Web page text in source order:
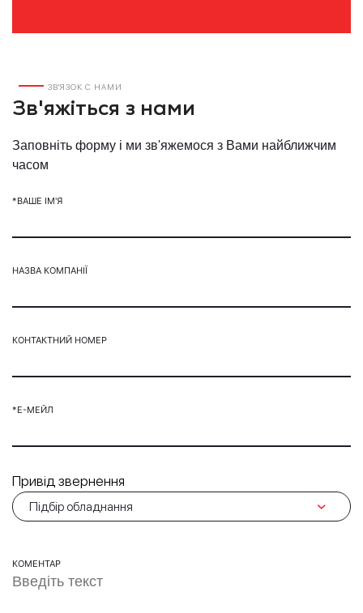
ЗВ'ЯЗОК С НАМИ
Зв'яжіться з нами
Заповніть форму і ми зв'яжемося з Вами найближчим
часом
*ВАШЕ ІМ'Я
НАЗВА КОМПАНІЇ
КОНТАКТНИЙ НОМЕР
*Е-МЕЙЛ
Привід звернення
КОМЕНТАР